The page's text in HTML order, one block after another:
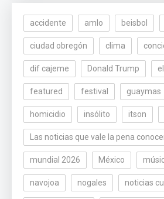
accidente amlo beisbol
ciudad obregón clima
dif cajeme Donald Trump
featured festival guaymas
homicidio insólito itson
Las noticias que vale la pena
mundial 2026 México
navojoa nogales noticias